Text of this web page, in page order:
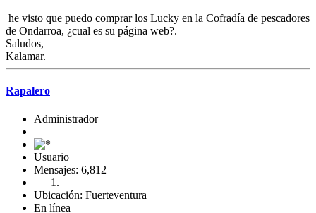
he visto que puedo comprar los Lucky en la Cofradía de pescadores
de Ondarroa, ¿cual es su página web?.
Saludos,
Kalamar.
Rapalero
Administrador
Usuario
Mensajes: 6,812
Ubicación: Fuerteventura
En línea